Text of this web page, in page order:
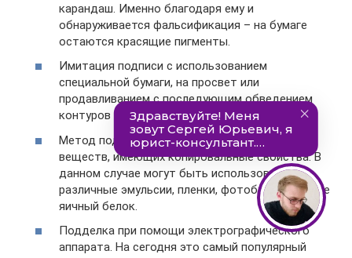
карандаш. Именно благодаря ему и
обнаруживается фальсификация – на бумаге
остаются красящие пигменты.
Имитация подписи с использованием
специальной бумаги, на просвет или
продавливанием с последующим обведением
контуров чернилами.
Метод подделки подписи с применением
веществ, имеющих копировальные свойства. В
данном случае могут быть использованы
различные эмульсии, пленки, фотобумага и даже
яичный белок.
Подделка при помощи электрографического
аппарата. На сегодня это самый популярный